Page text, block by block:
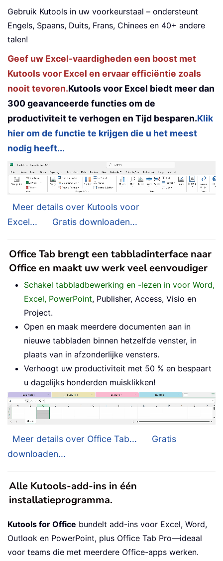
Gebruik Kutools in uw voorkeurstaal – ondersteunt
Engels, Spaans, Duits, Frans, Chinees en 40+ andere
talen!
Geef uw Excel-vaardigheden een boost met
Kutools voor Excel en ervaar efficiëntie zoals
nooit tevoren.Kutools voor Excel biedt meer dan
300 geavanceerde functies om de
productiviteit te verhogen en Tijd besparen.Klik
hier om de functie te krijgen die u het meest
nodig heeft...
Meer details over Kutools voor
Excel...
Gratis downloaden...
Office Tab brengt een tabbladinterface naar
Office en maakt uw werk veel eenvoudiger
Schakel tabbladbewerking en -lezen in voor Word,
Excel, PowerPoint, Publisher, Access, Visio en
Project.
Open en maak meerdere documenten aan in
nieuwe tabbladen binnen hetzelfde venster, in
plaats van in afzonderlijke vensters.
Verhoogt uw productiviteit met 50 % en bespaart
u dagelijks honderden muisklikken!
Meer details over Office Tab...
Gratis
downloaden...
Alle Kutools-add-ins in één
installatieprogramma.
Kutools for Office bundelt add-ins voor Excel, Word,
Outlook en PowerPoint, plus Office Tab Pro—ideaal
voor teams die met meerdere Office-apps werken.